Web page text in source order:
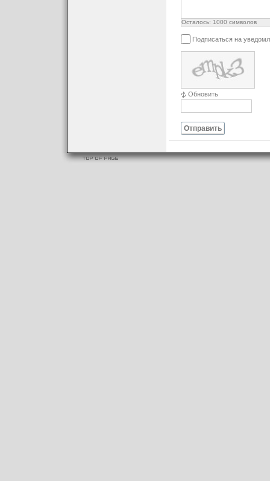
Осталось: 1000 символов
Подписаться на
Обновить
Отправить